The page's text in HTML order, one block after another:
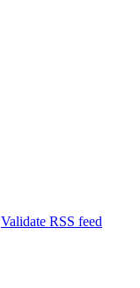
Validate RSS feed